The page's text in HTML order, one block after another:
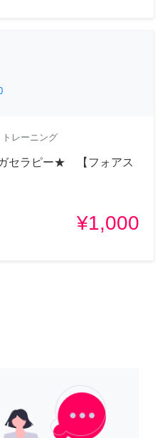
レーニング
セラピー★ 【フォアス
¥1,000